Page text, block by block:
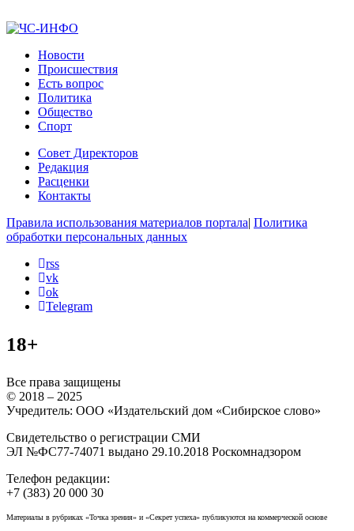
Новости
Происшествия
Есть вопрос
Политика
Общество
Спорт
Совет Директоров
Редакция
Расценки
Контакты
Правила использования материалов портала| Политика
обработки персональных данных
rss
vk
ok
Telegram
18+
Все права защищены
© 2018 – 2025
Учредитель: ООО «Издательский дом «Сибирское слово»
Свидетельство о регистрации СМИ
ЭЛ №ФС77-74071 выдано 29.10.2018 Роскомнадзором
Телефон редакции:
+7 (383) 20 000 30
Материалы в рубриках «Точка зрения» и «Секрет успеха» публикуются на коммерческой основе